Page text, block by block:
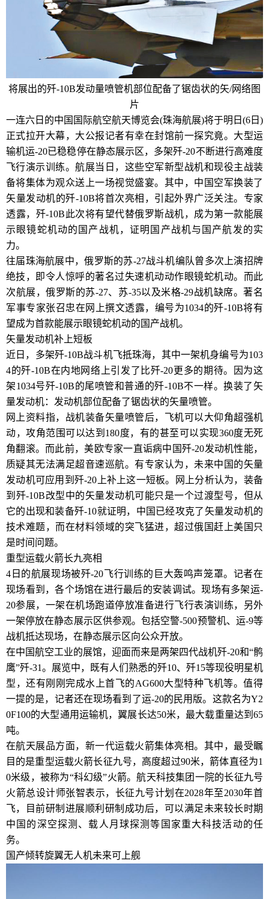
将展出的歼-10B发动量喷管机部位配备了锯齿状的矢/网络图
片
一连六日的中国国际航空航天博览会(珠海航展)将于明日(6日)
正式拉开大幕，大公报记者有幸在封馆前一探究竟。大型运
输机运-20已稳稳停在静态展示区，多架歼-20不断进行高难度
飞行演示训练。航展当日，这些空军新型战机和现役主战装
备将集体为观众送上一场视觉盛宴。其中，中国空军换装了
矢量发动机的歼-10B将首次亮相，引起外界广泛关注。专家
透露，歼-10B此次将有望代替俄罗斯战机，成为第一款能展
示眼镜蛇机动的国产战机，证明国产战机与国产航发的实
力。
往届珠海航展中，俄罗斯的苏-27战斗机编队曾多次上演招牌
绝技，即令人惊呼的著名过失速机动动作眼镜蛇机动。而此
次航展，俄罗斯的苏-27、苏-35以及米格-29战机缺席。著名
军事专家张召忠在网上撰文透露，编号为1034的歼-10B将有
望成为首款能展示眼镜蛇机动的国产战机。
矢量发动机补上短板
近日，多架歼-10B战斗机飞抵珠海，其中一架机身编号为103
4的歼-10B在内地网络上引发了比歼-20更多的期待。因为这
架1034号歼-10B的尾喷管和普通的歼-10B不一样。换装了矢
量发动机：发动机部位配备了锯齿状的矢量喷管。
网上资料指，战机装备矢量喷管后，飞机可以大仰角超强机
动，攻角范围可以达到180度，有的甚至可以实现360度无死
角翻滚。而此前，美欧专家一直诟病中国歼-20发动机性能，
质疑其无法满足超音速巡航。有专家认为，未来中国的矢量
发动机可应用到歼-20上补上这一短板。网上分析认为，装备
到歼-10B改型中的矢量发动机可能只是一个过渡型号，但从
它的出现和装备歼-10就证明，中国已经攻克了矢量发动机的
技术难题，而在材料领域的突飞猛进，超过俄国赶上美国只
是时间问题。
重型运载火箭长九亮相
4日的航展现场被歼-20飞行训练的巨大轰鸣声笼罩。记者在
现场看到，各个场馆在进行最后的安装调试。现场有多架运-
20参展，一架在机场跑道停放准备进行飞行表演训练，另外
一架停放在静态展示区供参观。包括空警-500预警机、运-9等
战机抵达现场，在静态展示区向公众开放。
在中国航空工业的展馆，迎面而来是两架四代战机歼-20和“鹘
鹰”歼-31。展览中，既有人们熟悉的歼10、歼15等现役明星机
型，还有刚刚完成水上首飞的AG600大型特种飞机等。值得
一提的是，记者还在现场看到了运-20的民用版。这款名为Y2
0F100的大型通用运输机，翼展长达50米，最大载重量达到65
吨。
在航天展品方面，新一代运载火箭集体亮相。其中，最受瞩
目的是重型运载火箭长征九号，高度超过90米，箭体直径为1
0米级，被称为“科幻级”火箭。航天科技集团一院的长征九号
火箭总设计师张智表示，长征九号计划在2028年至2030年首
飞，目前研制进展顺利研制成功后，可以满足未来较长时期
中国的深空探测、载人月球探测等国家重大科技活动的任
务。
国产倾转旋翼无人机未来可上舰